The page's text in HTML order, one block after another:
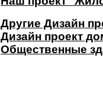
Другие Дизайн
Дизайн проект
Общественные